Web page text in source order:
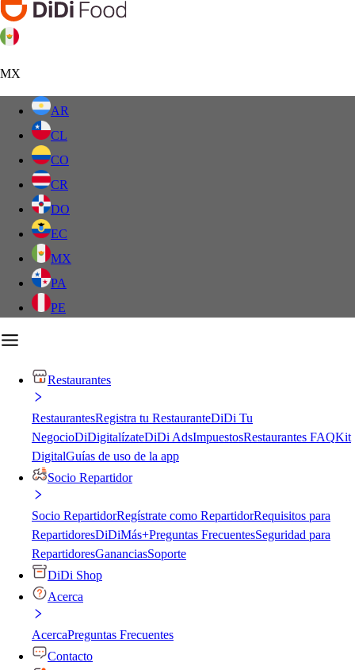
MX
AR
CL
CO
CR
DO
EC
MX
PA
PE
Restaurantes
RestaurantesRegistra tu RestauranteDiDi Tu
NegocioDiDigitalízateDiDi AdsImpuestosRestaurantes FAQKit
DigitalGuías de uso de la app
Socio Repartidor
Socio RepartidorRegístrate como RepartidorRequisitos para
RepartidoresDiDiMás+Preguntas FrecuentesSeguridad para
RepartidoresGananciasSoporte
DiDi Shop
Acerca
AcercaPreguntas Frecuentes
Contacto